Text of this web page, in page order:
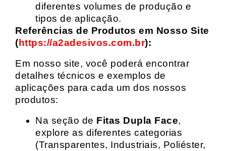
diferentes volumes de produção e
tipos de aplicação.
Referências de Produtos em Nosso Site
(https://a2adesivos.com.br):
Em nosso site, você poderá encontrar
detalhes técnicos e exemplos de
aplicações para cada um dos nossos
produtos:
Na seção de Fitas Dupla Face,
explore as diferentes categorias
(Transparentes, Industriais, Poliéster,